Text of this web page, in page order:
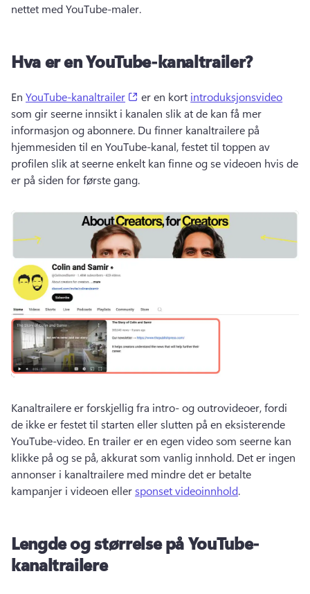
nettet med YouTube-maler.
Hva er en YouTube-kanaltrailer?
En YouTube-kanaltrailer (opens in a new tab)
er en kort introduksjonsvideo
som gir seerne innsikt i kanalen slik at de kan få mer
informasjon og abonnere. Du finner kanaltrailere på
hjemmesiden til en YouTube-kanal, festet til toppen av
profilen slik at seerne enkelt kan finne og se videoen hvis de
er på siden for første gang.
Kanaltrailere er forskjellig fra intro- og outrovideoer, fordi
de ikke er festet til starten eller slutten på en eksisterende
YouTube-video. En trailer er en egen video som seerne kan
klikke på og se på, akkurat som vanlig innhold. Det er ingen
annonser i kanaltrailere med mindre det er betalte
kampanjer i videoen eller sponset videoinnhold.
Lengde og størrelse på YouTube-
kanaltrailere